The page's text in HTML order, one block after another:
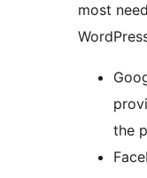
most
the